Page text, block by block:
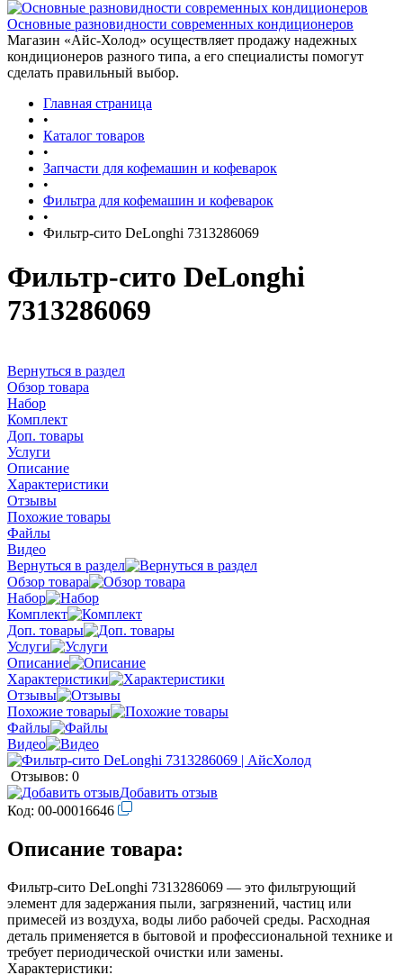
Основные разновидности современных кондиционеров
Магазин «Айс-Холод» осуществляет продажу надежных
кондиционеров разного типа, а его специалисты помогут
сделать правильный выбор.
Главная страница
•
Каталог товаров
•
Запчасти для кофемашин и кофеварок
•
Фильтра для кофемашин и кофеварок
•
Фильтр-сито DeLonghi 7313286069
Фильтр-сито DeLonghi
7313286069
Вернуться в раздел
Обзор товара
Набор
Комплект
Доп. товары
Услуги
Описание
Характеристики
Отзывы
Похожие товары
Файлы
Видео
Вернуться в раздел
Обзор товара
Набор
Комплект
Доп. товары
Услуги
Описание
Характеристики
Отзывы
Похожие товары
Файлы
Видео
Отзывов: 0
Добавить отзыв
Код: 00-00016646
Описание товара:
Фильтр-сито DeLonghi 7313286069 — это фильтрующий
элемент для задержания пыли, загрязнений, частиц или
примесей из воздуха, воды либо рабочей среды. Расходная
деталь применяется в бытовой и профессиональной технике и
требует периодической очистки или замены.
Характеристики: